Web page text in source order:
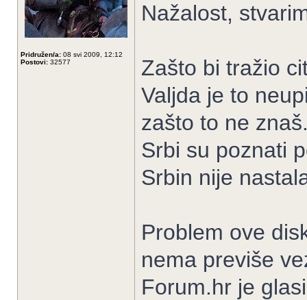
Pridružen/a: 08 svi 2009, 12:12
Postovi: 32577
Nažalost,
Zašto bi tražio
Valjda je to
zašto to ne
Srbi su poznati
Srbin nije
Problem ove
nema previše
Forum.hr je